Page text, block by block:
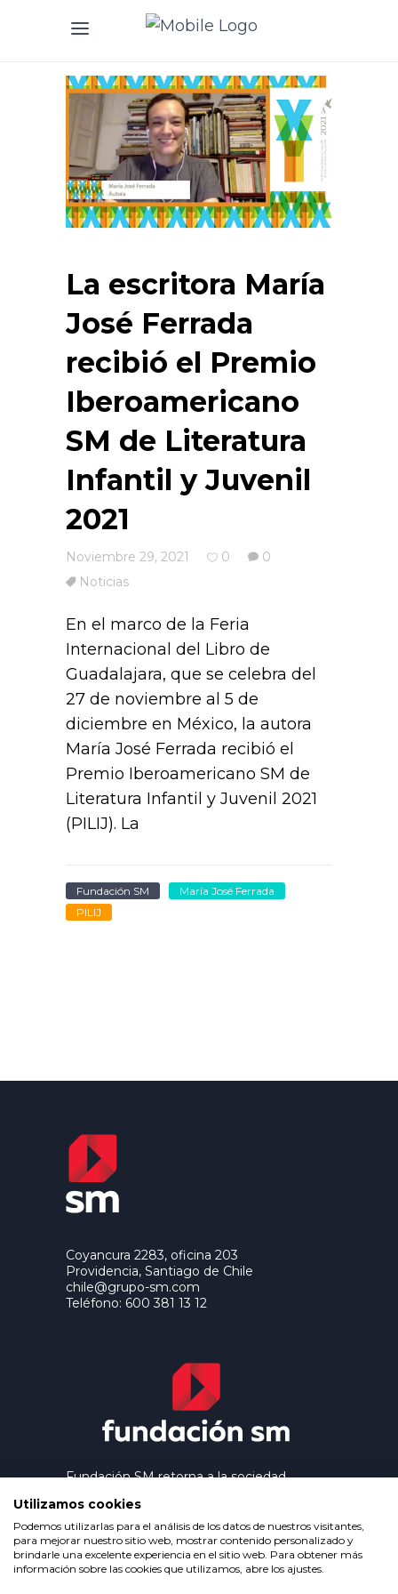
La escritora María
José Ferrada
recibió el Premio
Iberoamericano
SM de Literatura
Infantil y Juvenil
2021
Noviembre 29, 2021 0
0
Noticias
En el marco de la Feria
Internacional del Libro de
Guadalajara, que se celebra del
27 de noviembre al 5 de
diciembre en México, la autora
María José Ferrada recibió el
Premio Iberoamericano SM de
Literatura Infantil y Juvenil 2021
(PILIJ). La
Fundación SM
María José Ferrada
PILIJ
Coyancura 2283, oficina 203
Providencia, Santiago de Chile
chile@grupo-sm.com
Teléfono: 600 381 13 12
Fundación SM retorna a la sociedad
editorial de Ediciones SM, contribuyendo
así a extender la cultura y la educación a
los grupos más desfavorecidos.
Utilizamos cookies
Podemos utilizarlas para el análisis de los datos de nuestros visitantes,
para mejorar nuestro sitio web, mostrar contenido personalizado y
brindarle una excelente experiencia en el sitio web. Para obtener más
información sobre las cookies que utilizamos, abre los ajustes.